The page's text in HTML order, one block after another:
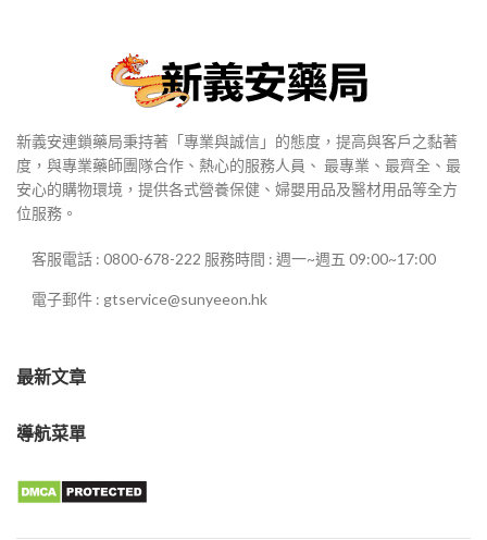
新義安連鎖藥局秉持著「專業與誠信」的態度，提高與客戶之黏著
度，與專業藥師團隊合作、熱心的服務人員、 最專業、最齊全、最
安心的購物環境，提供各式營養保健、婦嬰用品及醫材用品等全方
位服務。
客服電話 : 0800-678-222 服務時間 : 週一~週五 09:00~17:00
電子郵件 : gtservice@sunyeeon.hk
最新文章
導航菜單